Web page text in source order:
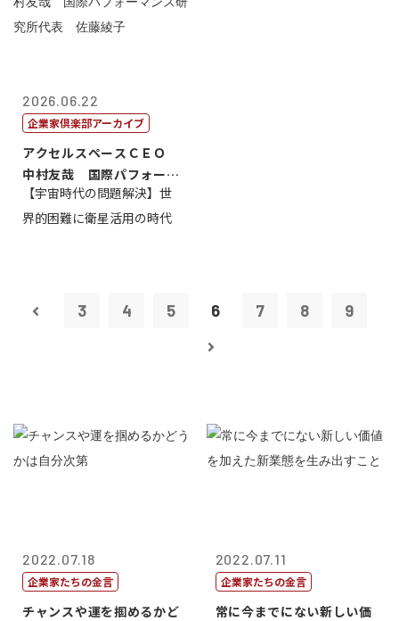
2026.06.22
企業家倶楽部アーカイブ
アクセルスペースＣＥＯ
中村友哉 国際パフォーマ
ンス研究所代...
【宇宙時代の問題解決】世
界的困難に衛星活用の時代
3 4 5 6 7 8 9
2022.07.18
企業家たちの金言
チャンスや運を掴めるかど
2022.07.11
企業家たちの金言
常に今までにない新しい価